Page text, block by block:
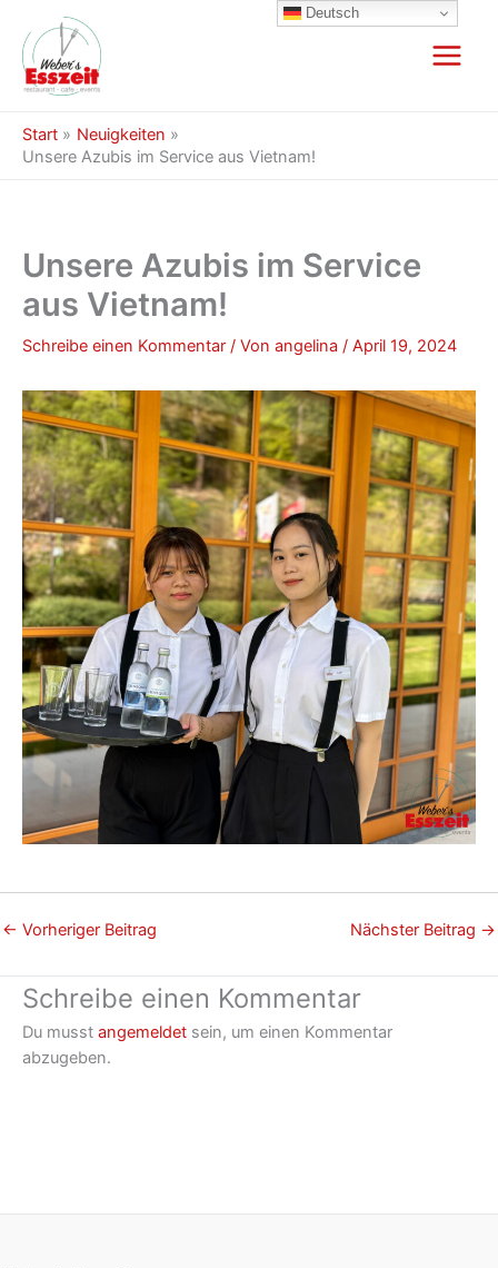
Inhalt
springen
Start
Neuigkeiten
Unsere Azubis im Service aus Vietnam!
Unsere Azubis im Service
aus Vietnam!
Schreibe einen Kommentar / Von angelina / April 19, 2024
← Vorheriger Beitrag Nächster Beitrag →
Schreibe einen Kommentar
Du musst angemeldet sein, um einen Kommentar
abzugeben.
Deutsch